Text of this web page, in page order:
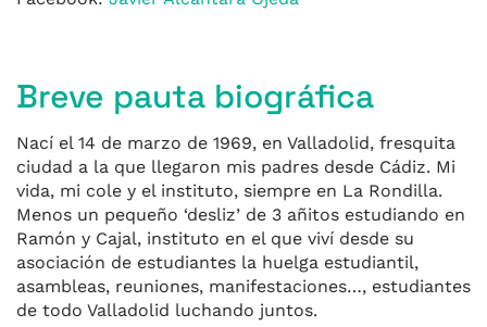
Breve pauta biográfica
Nací el 14 de marzo de 1969, en Valladolid, fresquita
ciudad a la que llegaron mis padres desde Cádiz. Mi
vida, mi cole y el instituto, siempre en La Rondilla.
Menos un pequeño ‘desliz’ de 3 añitos estudiando en
Ramón y Cajal, instituto en el que viví desde su
asociación de estudiantes la huelga estudiantil,
asambleas, reuniones, manifestaciones…, estudiantes
de todo Valladolid luchando juntos.